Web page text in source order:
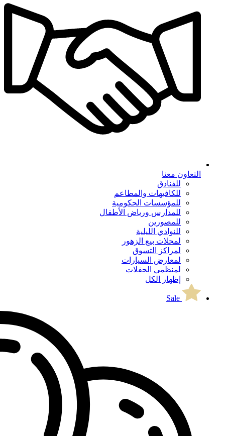
التعاون معنا
للفنادق
للكافيهات والمطاعم
للمؤسسات الحكومية
للمدارس ورياض الأطفال
للمصورين
للنوادي الليلية
لمحلات بيع الزهور
لمراكز التسوق
لمعارض السيارات
لمنظمي الحفلات
إظهار الكل